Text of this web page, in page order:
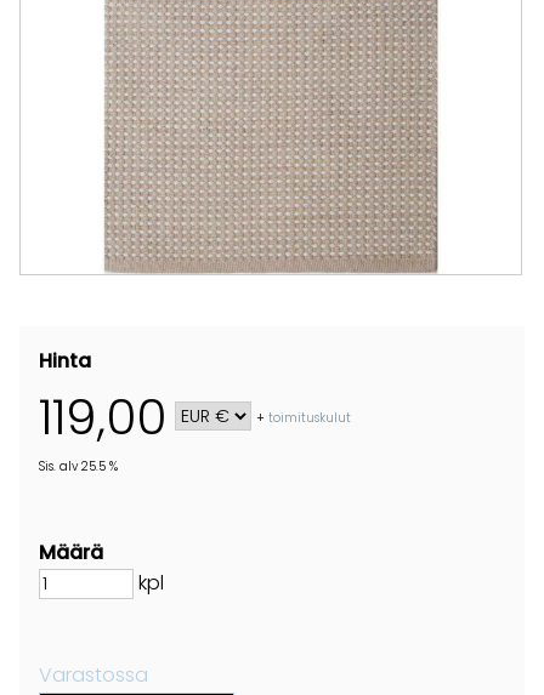
Hinta
119,00 +toimituskulut
Sis. alv 25.5 %
Määrä
kpl
Varastossa